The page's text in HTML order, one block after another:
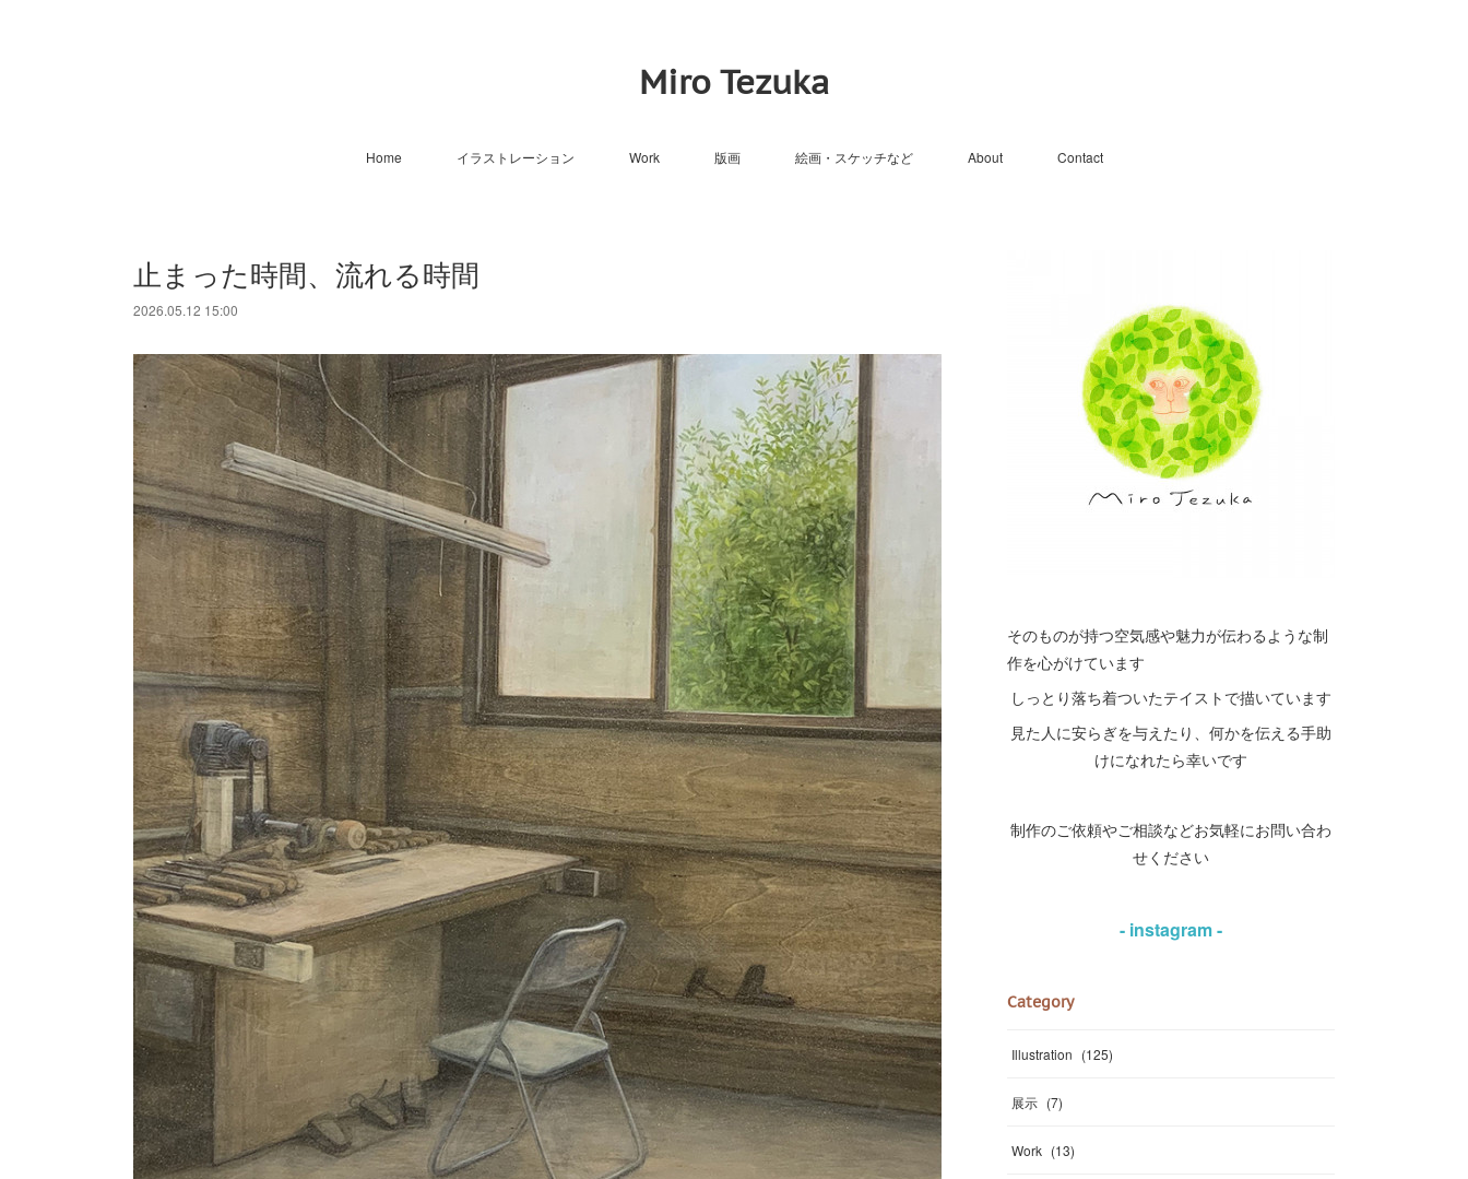
Miro Tezuka
Home イラストレーション Work 版画 絵画・スケッチなど About Contact
止まった時間、流れる時間
2026.05.12 15:00
そのものが持つ空気感や魅力が伝わるような制
作を心がけています
しっとり落ち着ついたテイストで描いています
見た人に安らぎを与えたり、何かを伝える手助
けになれたら幸いです
制作のご依頼やご相談などお気軽にお問い合わ
せください
- instagram -
Category
Illustration (125)
展示 (7)
Work (13)